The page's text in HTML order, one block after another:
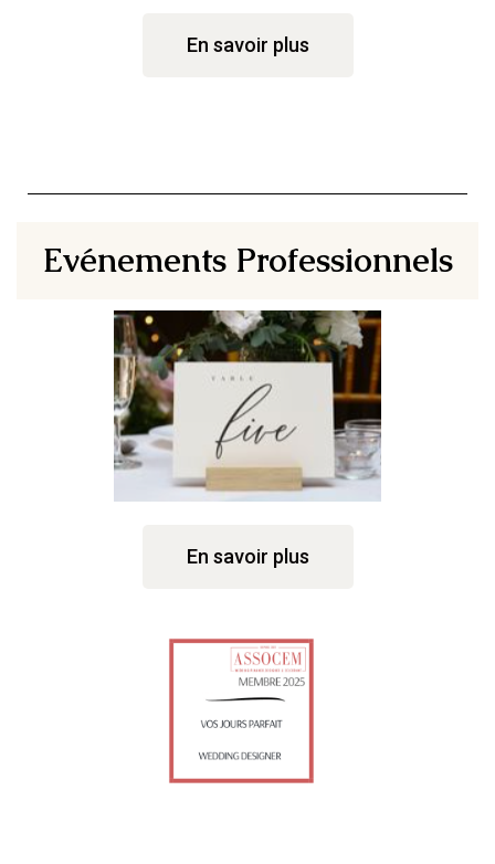
En savoir plus
Evénements Professionnels
En savoir plus